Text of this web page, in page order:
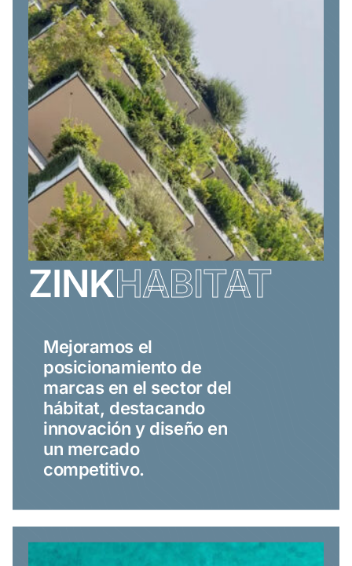
ZINKHABITAT
Mejoramos el
posicionamiento de
marcas en el sector del
hábitat, destacando
innovación y diseño en
un mercado
competitivo.